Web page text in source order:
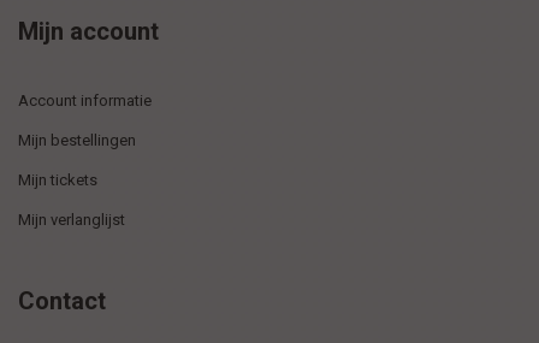
Mijn account
Account informatie
Mijn bestellingen
Mijn tickets
Mijn verlanglijst
Contact